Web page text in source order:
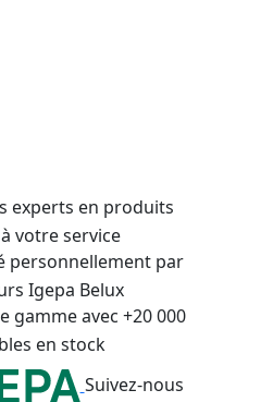
experts en produits
votre service
personnellement par
Igepa Belux
gamme avec +20 000
en stock
Suivez-nous